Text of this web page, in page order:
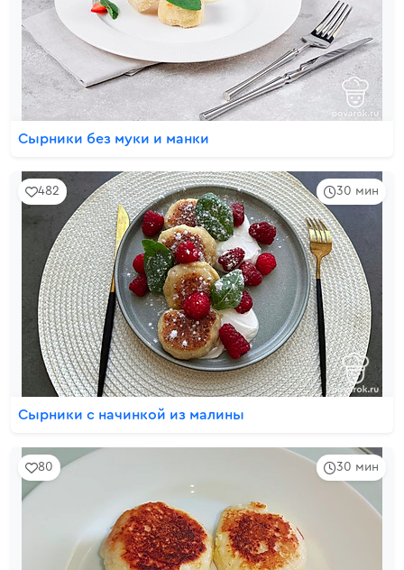
Сырники без муки и манки
30 мин
482
Сырники с начинкой из малины
30 мин
80